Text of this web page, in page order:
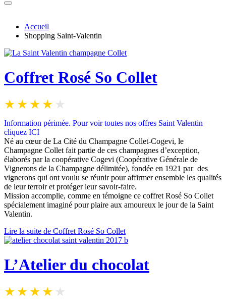
Accueil
Shopping Saint-Valentin
Coffret Rosé So Collet
Information périmée. Pour voir toutes nos offres Saint Valentin
cliquez ICI
Né au cœur de La Cité du Champagne Collet-Cogevi, le
Champagne Collet fait partie de ces champagnes d’exception,
élaborés par la coopérative Cogevi (Coopérative Générale de
Vignerons de la Champagne délimitée), fondée en 1921 par des
vignerons qui ont voulu se réunir pour affirmer ensemble les qualités
de leur terroir et protéger leur savoir-faire.
Mission accomplie, comme en témoigne ce coffret Rosé So Collet
spécialement imaginé pour plaire aux amoureux le jour de la Saint
Valentin.
Lire la suite de Coffret Rosé So Collet
L’Atelier du chocolat